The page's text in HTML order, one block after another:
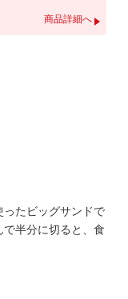
商品詳細へ
たビッグサンドで
半分に切ると、食